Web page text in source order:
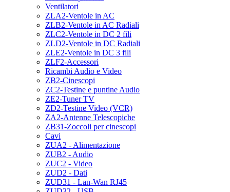
Ventilatori
ZLA2-Ventole in AC
ZLB2-Ventole in AC Radiali
ZLC2-Ventole in DC 2 fili
ZLD2-Ventole in DC Radiali
ZLE2-Ventole in DC 3 fili
ZLF2-Accessori
Ricambi Audio e Video
ZB2-Cinescopi
ZC2-Testine e puntine Audio
ZE2-Tuner TV
ZD2-Testine Video (VCR)
ZA2-Antenne Telescopiche
ZB31-Zoccoli per cinescopi
Cavi
ZUA2 - Alimentazione
ZUB2 - Audio
ZUC2 - Video
ZUD2 - Dati
ZUD31 - Lan-Wan RJ45